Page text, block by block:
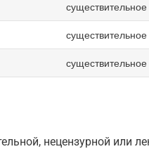
существительное
существительное
существительное
нецензурной или